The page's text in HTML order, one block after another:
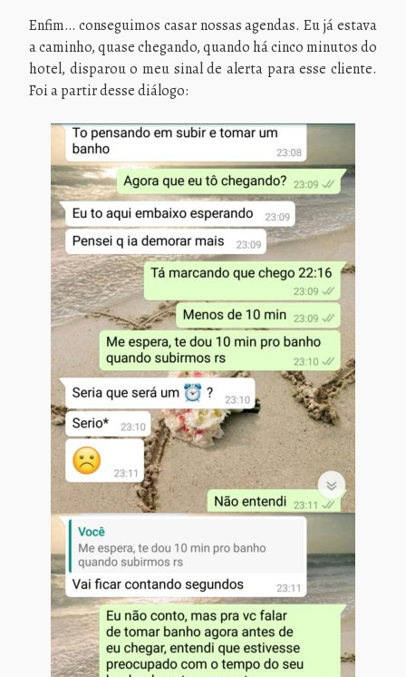
Enfim… conseguimos casar nossas agendas. Eu já estava
a caminho, quase chegando, quando há cinco minutos do
hotel, disparou o meu sinal de alerta para esse cliente.
Foi a partir desse diálogo: